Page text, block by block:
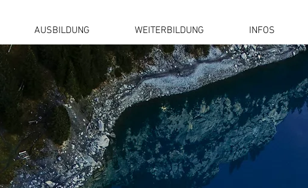
AUSBILDUNG WEITERBILDUNG INFOS